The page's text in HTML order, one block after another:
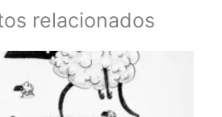
relacionados